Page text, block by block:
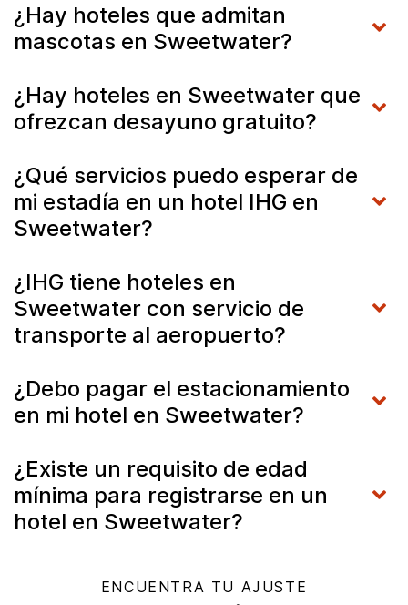
¿Hay hoteles que admitan
mascotas en Sweetwater?
¿Hay hoteles en Sweetwater que
ofrezcan desayuno gratuito?
¿Qué servicios puedo esperar de
mi estadía en un hotel IHG en
Sweetwater?
¿IHG tiene hoteles en
Sweetwater con servicio de
transporte al aeropuerto?
¿Debo pagar el estacionamiento
en mi hotel en Sweetwater?
¿Existe un requisito de edad
mínima para registrarse en un
hotel en Sweetwater?
ENCUENTRA TU AJUSTE